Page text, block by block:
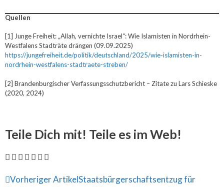
Quellen
[1] Junge Freiheit: „Allah, vernichte Israel“: Wie Islamisten in Nordrhein-
Westfalens Stadträte drängen (09.09.2025)
https://jungefreiheit.de/politik/deutschland/2025/wie-islamisten-in-
nordrhein-westfalens-stadtraete-streben/
[2] Brandenburgischer Verfassungsschutzbericht – Zitate zu Lars Schieske
(2020, 2024)
Teile Dich mit! Teile es im Web!
Vorheriger ArtikelStaatsbürgerschaftsentzug für